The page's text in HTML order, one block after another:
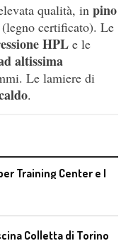
qualità, inpino
(legno certificato). Le
HPL e le
altissima
Le lamiere di
.
Colletta di Torino